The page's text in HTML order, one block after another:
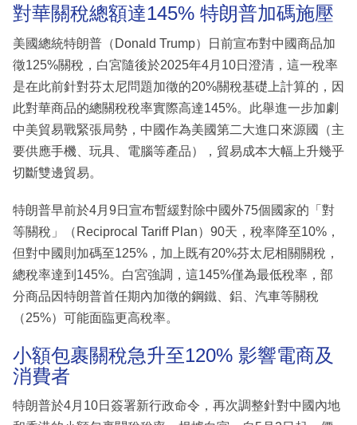
區
對華關稅總額達145% 特朗普加碼施壓
美國總統特朗普（Donald Trump）日前宣布對中國商品加
徵125%關稅，白宮隨後於2025年4月10日澄清，這一稅率
是在此前針對芬太尼問題加徵的20%關稅基礎上計算的，因
此對華商品的總關稅稅率實際高達145%。此舉進一步加劇
中美貿易戰緊張局勢，中國作為美國第二大進口來源國（主
要供應手機、玩具、電腦等產品），貿易成本大幅上升幾乎
切斷雙邊貿易。
特朗普早前於4月9日宣布暫緩對除中國外75個國家的「對
等關稅」（Reciprocal Tariff Plan）90天，稅率降至10%，
但對中國則加碼至125%，加上既有20%芬太尼相關關稅，
總稅率達到145%。白宮強調，這145%僅為最低稅率，部
分商品因特朗普首任期內加徵的鋼鐵、鋁、汽車等關稅
（25%）可能面臨更高稅率。
小額包裹關稅急升至120% 影響電商及
消費者
特朗普於4月10日簽署新行政命令，再次調整針對中國內地